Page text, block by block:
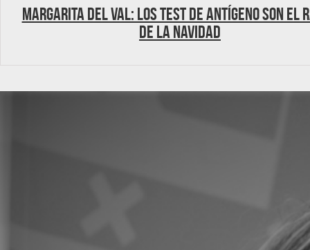
Margarita del Val: los test de antígeno son el
de la Navidad